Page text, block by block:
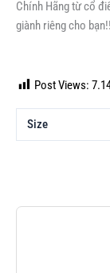
Chính Hãng từ cổ
giành riêng cho
Post Views:
Size